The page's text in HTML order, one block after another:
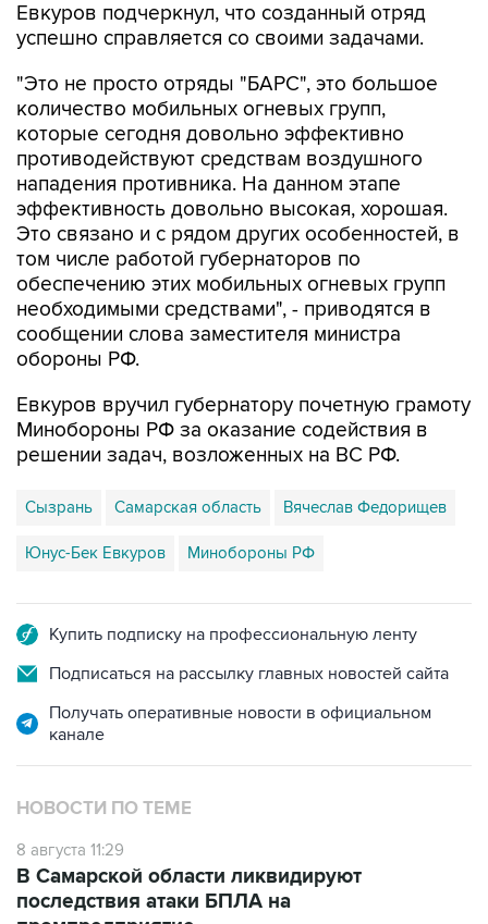
Евкуров подчеркнул, что созданный отряд
успешно справляется со своими задачами.
"Это не просто отряды "БАРС", это большое
количество мобильных огневых групп,
которые сегодня довольно эффективно
противодействуют средствам воздушного
нападения противника. На данном этапе
эффективность довольно высокая, хорошая.
Это связано и с рядом других особенностей, в
том числе работой губернаторов по
обеспечению этих мобильных огневых групп
необходимыми средствами", - приводятся в
сообщении слова заместителя министра
обороны РФ.
Евкуров вручил губернатору почетную грамоту
Минобороны РФ за оказание содействия в
решении задач, возложенных на ВС РФ.
Сызрань Самарская область Вячеслав Федорищев
Юнус-Бек Евкуров Минобороны РФ
Купить подписку на профессиональную ленту
Подписаться на рассылку главных новостей сайта
Получать оперативные новости в официальном
канале
НОВОСТИ ПО ТЕМЕ
8 августа 11:29
В Самарской области ликвидируют
последствия атаки БПЛА на